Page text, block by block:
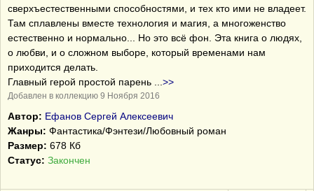
сверхъестественными способностями, и тех кто ими не владеет.
Там сплавлены вместе технология и магия, а многоженство
естественно и нормально... Но это всё фон. Эта книга о людях,
о любви, и о сложном выборе, который временами нам
приходится делать.
Главный герой простой парень
>>
Добавлен в коллекцию 9 Ноября 2016
Автор: Ефанов Сергей Алексеевич
Жанры: Фантастика/Фэнтези/Любовный роман
Размер: 678 Кб
Статус: Закончен